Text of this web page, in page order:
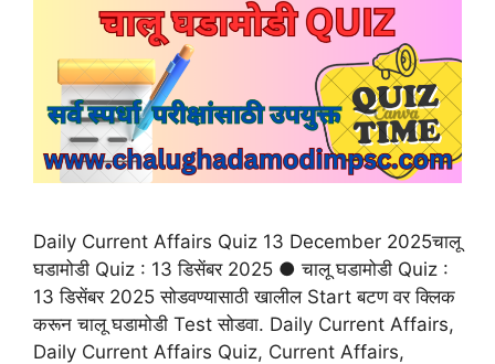
Daily Current Affairs Quiz 13 December 2025चालू
घडामोडी Quiz : 13 डिसेंबर 2025 ● चालू घडामोडी Quiz :
13 डिसेंबर 2025 सोडवण्यासाठी खालील Start बटण वर क्लिक
करून चालू घडामोडी Test सोडवा. Daily Current Affairs,
Daily Current Affairs Quiz, Current Affairs,